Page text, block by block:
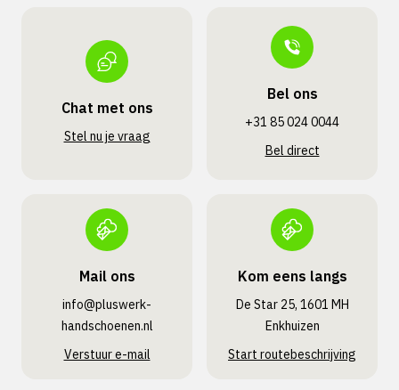
Chat met ons
Stel nu je vraag
Bel ons
+31 85 024 0044
Bel direct
Mail ons
info@pluswerk­
handschoenen.nl
Verstuur e-mail
Kom eens langs
De Star 25, 1601 MH
Enkhuizen
Start routebeschrijving